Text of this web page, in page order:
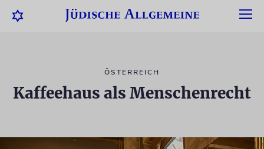
ÖSTERREICH
Kaffeehaus als Menschenrecht